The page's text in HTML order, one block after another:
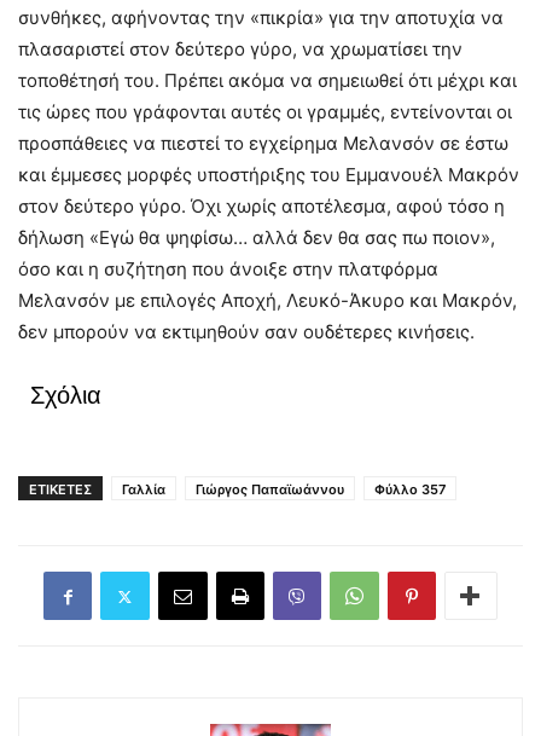
συνθήκες, αφήνοντας την «πικρία» για την αποτυχία να
πλασαριστεί στον δεύτερο γύρο, να χρωματίσει την
τοποθέτησή του. Πρέπει ακόμα να σημειωθεί ότι μέχρι και
τις ώρες που γράφονται αυτές οι γραμμές, εντείνονται οι
προσπάθειες να πιεστεί το εγχείρημα Μελανσόν σε έστω
και έμμεσες μορφές υποστήριξης του Εμμανουέλ Μακρόν
στον δεύτερο γύρο. Όχι χωρίς αποτέλεσμα, αφού τόσο η
δήλωση «Εγώ θα ψηφίσω… αλλά δεν θα σας πω ποιον»,
όσο και η συζήτηση που άνοιξε στην πλατφόρμα
Μελανσόν με επιλογές Αποχή, Λευκό-Άκυρο και Μακρόν,
δεν μπορούν να εκτιμηθούν σαν ουδέτερες κινήσεις.
Σχόλια
ΕΤΙΚΕΤΕΣ Γαλλία Γιώργος Παπαϊωάννου Φύλλο 357